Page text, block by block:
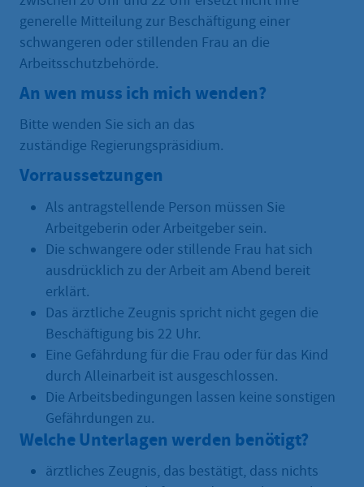
generelle Mitteilung zur Beschäftigung einer
schwangeren oder stillenden Frau an die
Arbeitsschutzbehörde.
An wen muss ich mich wenden?
Bitte wenden Sie sich an das
zuständige Regierungspräsidium.
Vorraussetzungen
Als antragstellende Person müssen Sie
Arbeitgeberin oder Arbeitgeber sein.
Die schwangere oder stillende Frau hat sich
ausdrücklich zu der Arbeit am Abend bereit
erklärt.
Das ärztliche Zeugnis spricht nicht gegen die
Beschäftigung bis 22 Uhr.
Eine Gefährdung für die Frau oder für das Kind
durch Alleinarbeit ist ausgeschlossen.
Die Arbeitsbedingungen lassen keine sonstigen
Gefährdungen zu.
Welche Unterlagen werden benötigt?
ärztliches Zeugnis, das bestätigt, dass nichts